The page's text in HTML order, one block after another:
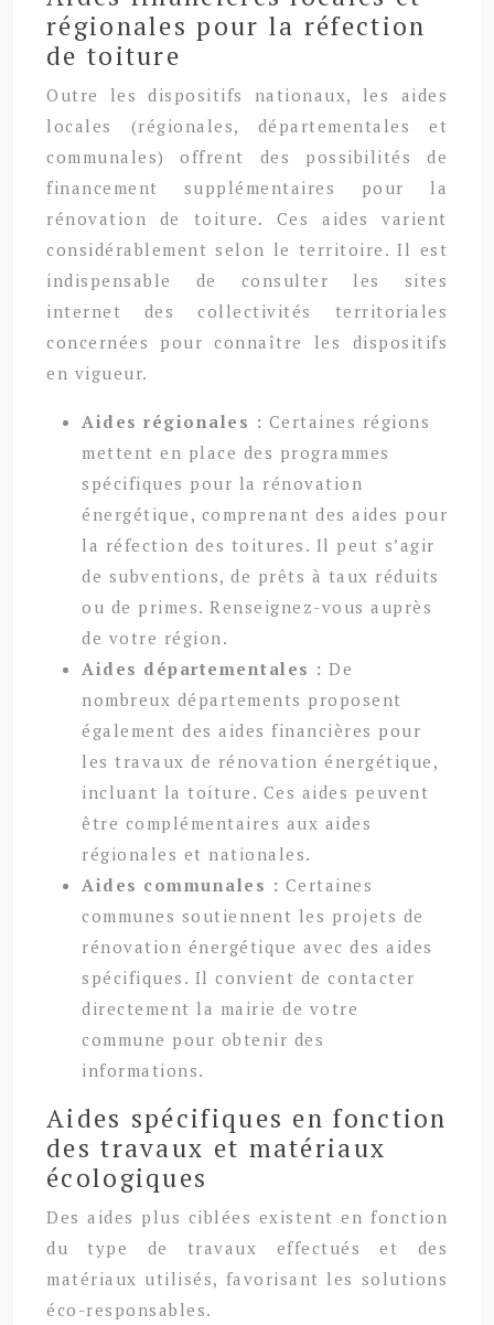
régionales pour la réfection
de toiture
Outre les dispositifs nationaux, les aides
locales (régionales, départementales et
communales) offrent des possibilités de
financement supplémentaires pour la
rénovation de toiture. Ces aides varient
considérablement selon le territoire. Il est
indispensable de consulter les sites
internet des collectivités territoriales
concernées pour connaître les dispositifs
en vigueur.
Aides régionales : Certaines régions
mettent en place des programmes
spécifiques pour la rénovation
énergétique, comprenant des aides pour
la réfection des toitures. Il peut s’agir
de subventions, de prêts à taux réduits
ou de primes. Renseignez-vous auprès
de votre région.
Aides départementales : De
nombreux départements proposent
également des aides financières pour
les travaux de rénovation énergétique,
incluant la toiture. Ces aides peuvent
être complémentaires aux aides
régionales et nationales.
Aides communales : Certaines
communes soutiennent les projets de
rénovation énergétique avec des aides
spécifiques. Il convient de contacter
directement la mairie de votre
commune pour obtenir des
informations.
Aides spécifiques en fonction
des travaux et matériaux
écologiques
Des aides plus ciblées existent en fonction
du type de travaux effectués et des
matériaux utilisés, favorisant les solutions
éco-responsables.